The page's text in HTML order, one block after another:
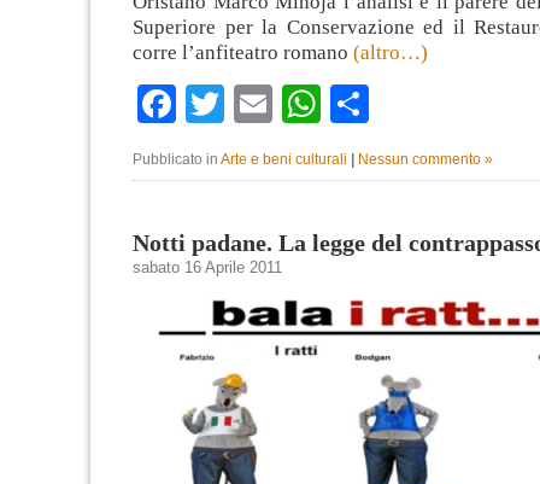
Superiore per la Conservazione ed il
corre l’anfiteatro romano (altro…)
Facebook
TwitterEmailWhatsApp
Pubblicato in Arte e beni culturali Nessun commento »
Notti padane. La legge del
sabato 16 Aprile 2011